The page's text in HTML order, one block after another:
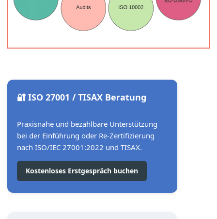
🔐 ISO 27001 / TISAX Beratung
Praxisnahe und bezahlbare Unterstützung
bei der Einführung oder Re-Zertifizierung
nach ISO/IEC 27001:2022 und TISAX.
Kostenloses Erstgespräch buchen